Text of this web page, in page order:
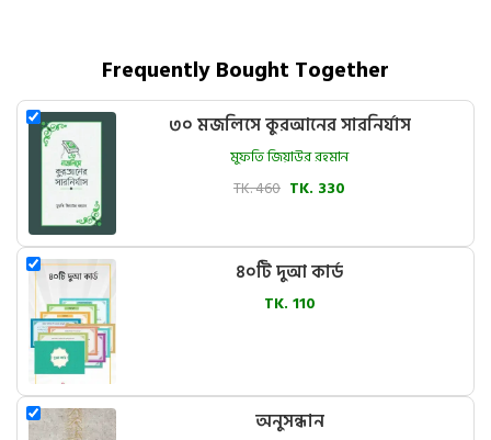
Frequently Bought Together
৩০ মজলিসে কুরআনের সারনির্যাস
মুফতি জিয়াউর রহমান
TK. 460 TK. 330
৪০টি দুআ কার্ড
TK. 110
অনুসন্ধান